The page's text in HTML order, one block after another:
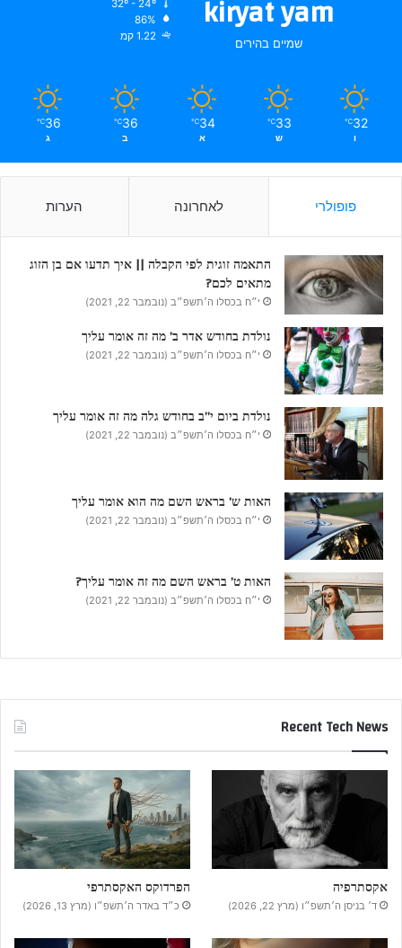
kiryat yam
שמיים בהירים
86%
1.22 קמ
32
℃
ו
33
℃
ש
34
℃
א
36
℃
ב
36
℃
ג
פופולרי לאחרונה הערות
התאמה זוגית לפי הקבלה || איך תדעו אם בן הזוג
מתאים לכם?
י״ח בכסלו ה׳תשפ״ב (נובמבר 22, 2021)
נולדת בחודש אדר ב’ מה זה אומר עליך
י״ח בכסלו ה׳תשפ״ב (נובמבר 22, 2021)
נולדת ביום י”ב בחודש גלה מה זה אומר עליך
י״ח בכסלו ה׳תשפ״ב (נובמבר 22, 2021)
האות ש’ בראש השם מה הוא אומר עליך
י״ח בכסלו ה׳תשפ״ב (נובמבר 22, 2021)
האות ט’ בראש השם מה זה אומר עליך?
י״ח בכסלו ה׳תשפ״ב (נובמבר 22, 2021)
Recent Tech News
אקסתרפיה
ד׳ בניסן ה׳תשפ״ו (מרץ 22, 2026)
הפרדוקס האקסתרפי
כ״ד באדר ה׳תשפ״ו (מרץ 13, 2026)